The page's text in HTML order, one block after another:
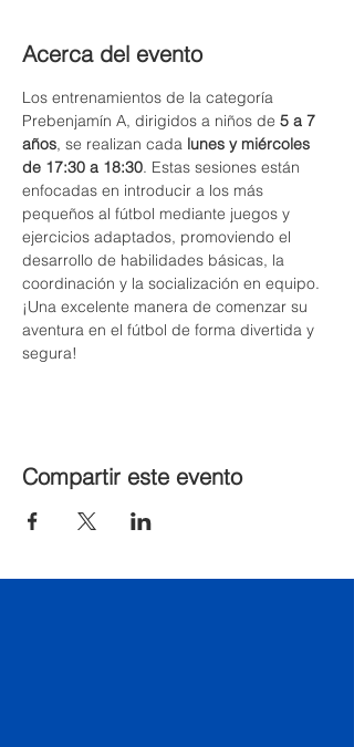
Acerca del evento
Los entrenamientos de la categoría
Prebenjamín A, dirigidos a niños de 5 a 7
años, se realizan cada lunes y miércoles
de 17:30 a 18:30. Estas sesiones están
enfocadas en introducir a los más
pequeños al fútbol mediante juegos y
ejercicios adaptados, promoviendo el
desarrollo de habilidades básicas, la
coordinación y la socialización en equipo.
¡Una excelente manera de comenzar su
aventura en el fútbol de forma divertida y
segura!
Compartir este evento